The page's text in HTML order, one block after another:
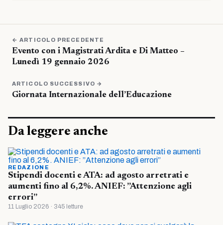
← ARTICOLO PRECEDENTE
Evento con i Magistrati Ardita e Di Matteo –
Lunedì 19 gennaio 2026
ARTICOLO SUCCESSIVO →
Giornata Internazionale dell’Educazione
Da leggere anche
REDAZIONE
Stipendi docenti e ATA: ad agosto arretrati e
aumenti fino al 6,2%. ANIEF: ”Attenzione agli
errori”
11 Luglio 2026 · 345 letture